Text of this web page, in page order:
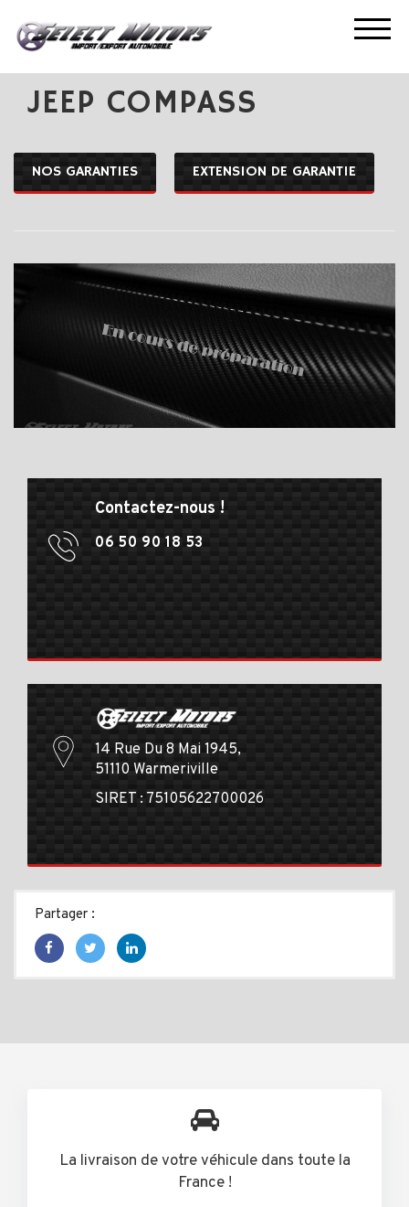
ACCUEIL NOS OCCASIONS JEEP COMPASS
JEEP COMPASS
NOS GARANTIES EXTENSION DE GARANTIE
Contactez-nous !
06 50 90 18 53
14 Rue Du 8 Mai 1945,
51110 Warmeriville
SIRET : 75105622700026
Partager :
La livraison de votre véhicule dans toute la
France !